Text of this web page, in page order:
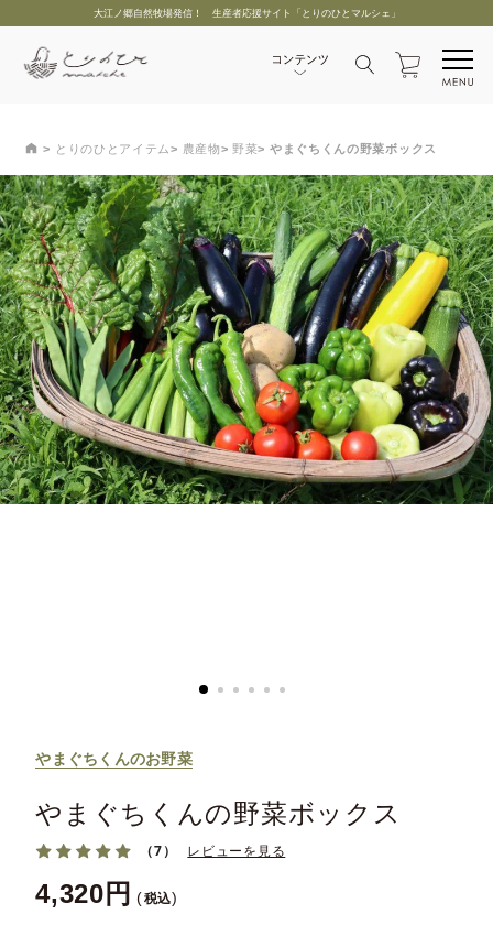
大江ノ郷自然牧場発信！ 生産者応援サイト「とりのひとマルシェ」
とりのひとアイテム 農産物 野菜 やまぐちくんの野菜ボックス
やまぐちくんのお野菜
やまぐちくんの野菜ボックス
（7） レビューを見る
4,320 税込